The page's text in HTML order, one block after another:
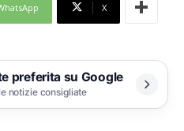
X
preferita su Google
notizie consigliate